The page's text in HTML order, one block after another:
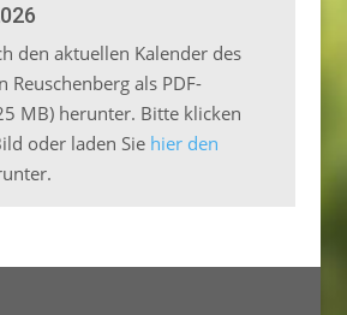
den aktuellen Kalender des
Reuschenberg als PDF-
MB) herunter. Bitte klicken
oder laden Sie hier den